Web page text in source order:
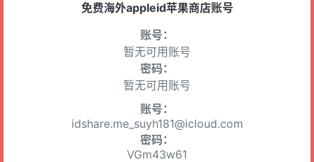
免费海外appleid苹果商店账号
账号：
暂无可用账号
密码：
暂无可用账号
账号：
idshare.me_suyh181@icloud.com
密码：
VGm43w61